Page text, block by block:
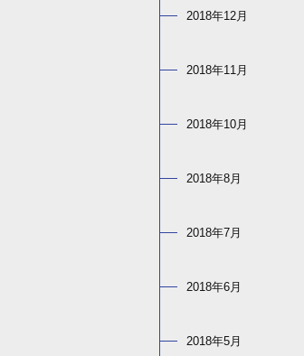
2018年12月
2018年11月
2018年10月
2018年8月
2018年7月
2018年6月
2018年5月